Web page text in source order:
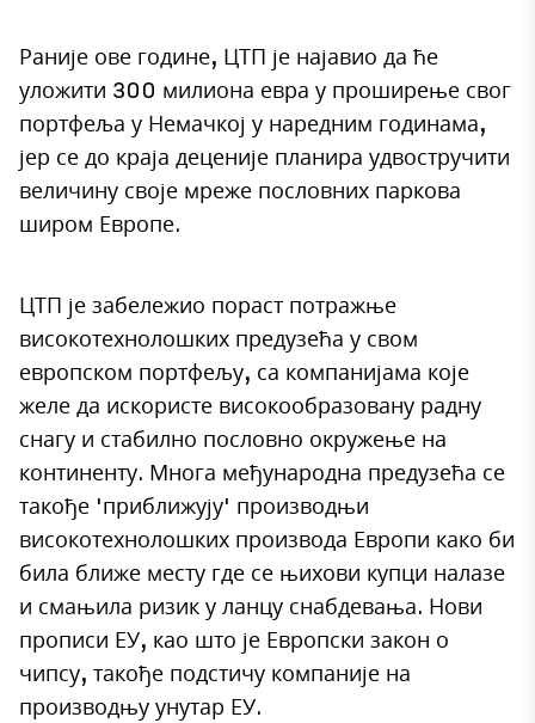
Раније ове године, ЦТП је најавио да ће
уложити 300 милиона евра у проширење свог
портфеља у Немачкој у наредним годинама,
јер се до краја деценије планира удвостручити
величину своје мреже пословних паркова
широм Европе.
ЦТП је забележио пораст потражње
високотехнолошких предузећа у свом
европском портфељу, са компанијама које
желе да искористе високообразовану радну
снагу и стабилно пословно окружење на
континенту. Многа међународна предузећа се
такође 'приближују' производњи
високотехнолошких производа Европи како би
била ближе месту где се њихови купци налазе
и смањила ризик у ланцу снабдевања. Нови
прописи ЕУ, као што је Европски закон о
чипсу, такође подстичу компаније на
производњу унутар ЕУ.